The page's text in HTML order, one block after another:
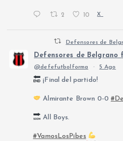
2 10 X
Defensores de
Defensores de
@defefutbolforma · 5 Ago
¡Final del partido!
Almirante Brown 0-0
All Boys.
#VamosLosPibes